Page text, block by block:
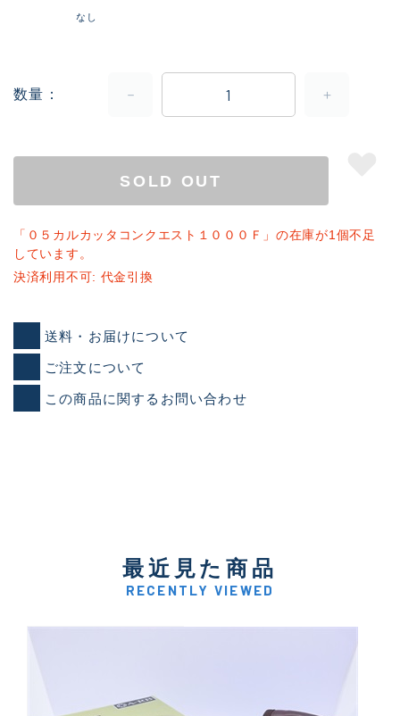
なし
数量
SOLD OUT
「０５カルカッタコンクエスト１０００Ｆ」の在庫が1個不足
しています。
決済利用不可: 代金引換
送料・お届けについて
ご注文について
この商品に関するお問い合わせ
最近見た商品
RECENTLY VIEWED